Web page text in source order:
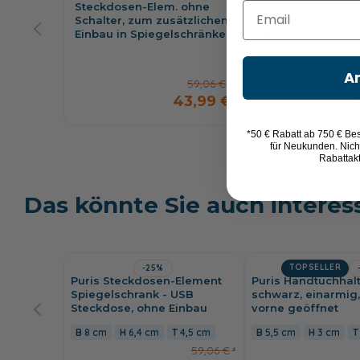
Steckdosen-Elem. ohne
Schalter, zum zusätzlichen
Einbau in Spiegelschränke
59,06 €
43,99 €
Schalter, mit
Das könnte Sie auch
-25%
Puris Steckdosen-Element
Spiegelschrank - USB
Steckdose, ohne Einbau
8 cm 6,4 cm 4,5 cm
59,06 €
TOPSELLER
Puris
schwarz,
vorne geöffnet
5,5 cm 3 cm
Email
*50 € Rabatt ab 750 €
für Neukunden.